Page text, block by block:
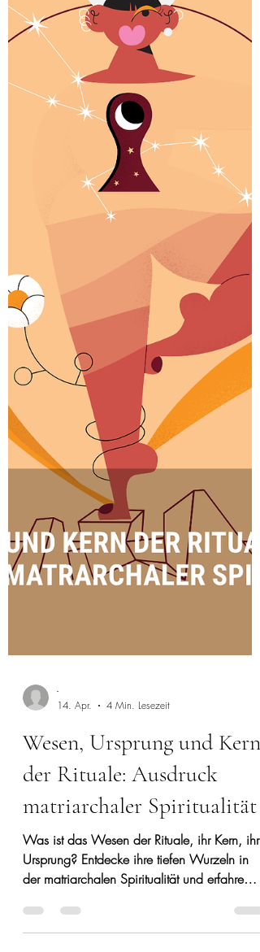
-
4 Min. Lesezeit
Wesen, Ursprung und Kern
der Rituale: Ausdruck
matriarchaler Spiritualität